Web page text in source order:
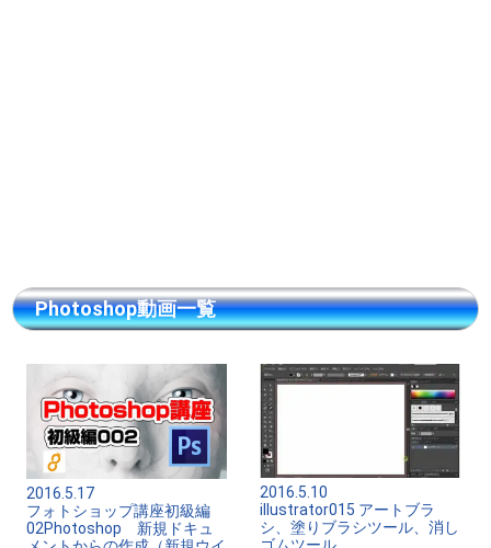
Photoshop動画一覧
2016.5.17
フォトショップ講座初級編
02Photoshop 新規ドキュ
2016.5.10
illustrator015 アートブラ
シ、塗りブラシツール、消し